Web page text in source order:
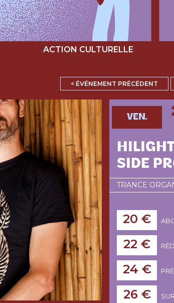
ACTION CULTURELLE
< ÉVÉNEMENT PRÉCÉDENT
VEN.
SIDE
TRANCE
20 €
22 €
24 €
26 €